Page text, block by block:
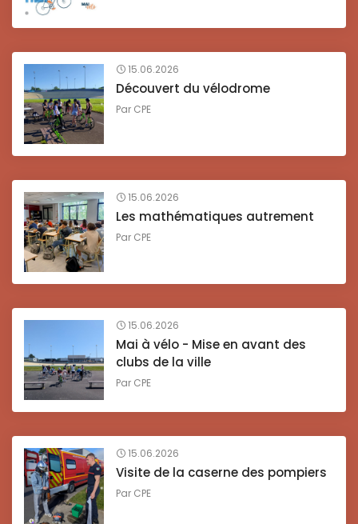
15.06.2026
Découvert du vélodrome
Par CPE
15.06.2026
Les mathématiques autrement
Par CPE
15.06.2026
Mai à vélo - Mise en avant des
clubs de la ville
Par CPE
15.06.2026
Visite de la caserne des pompiers
Par CPE